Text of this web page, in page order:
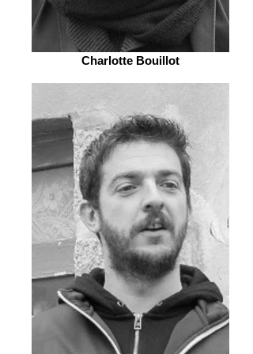
Charlotte Bouillot